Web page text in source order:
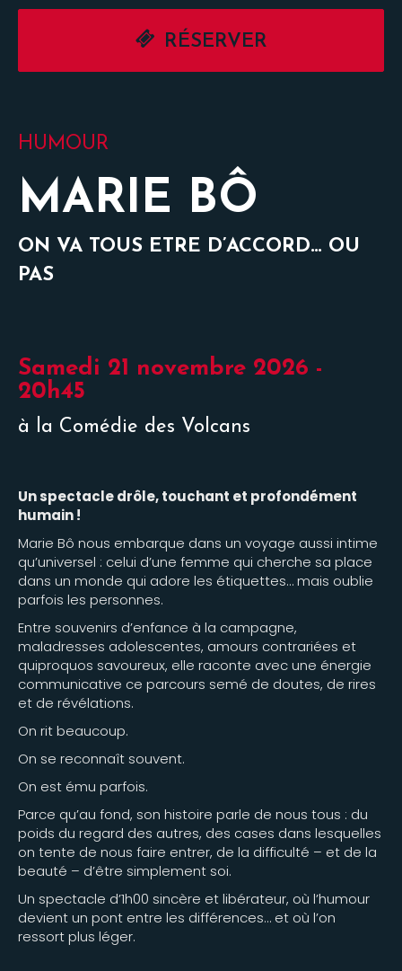
RÉSERVER
HUMOUR
MARIE BÔ
ON VA TOUS ETRE D’ACCORD… OU
PAS
Samedi 21 novembre 2026 -
20h45
à la Comédie des Volcans
Un spectacle drôle, touchant et profondément
humain !
Marie Bô nous embarque dans un voyage aussi intime
qu’universel : celui d’une femme qui cherche sa place
dans un monde qui adore les étiquettes… mais oublie
parfois les personnes.
Entre souvenirs d’enfance à la campagne,
maladresses adolescentes, amours contrariées et
quiproquos savoureux, elle raconte avec une énergie
communicative ce parcours semé de doutes, de rires
et de révélations.
On rit beaucoup.
On se reconnaît souvent.
On est ému parfois.
Parce qu’au fond, son histoire parle de nous tous : du
poids du regard des autres, des cases dans lesquelles
on tente de nous faire entrer, de la difficulté – et de la
beauté – d’être simplement soi.
Un spectacle d’1h00 sincère et libérateur, où l’humour
devient un pont entre les différences… et où l’on
ressort plus léger.